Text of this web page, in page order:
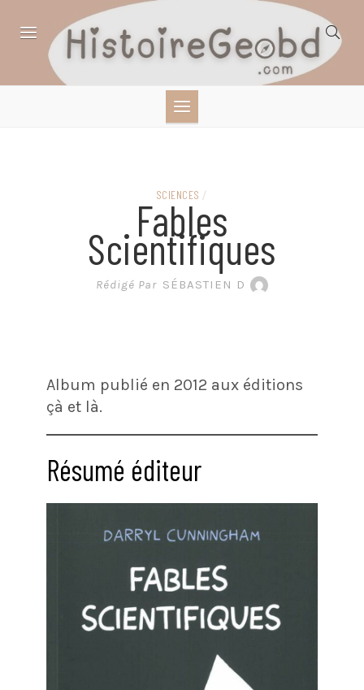
LITTÉRATURE EN
BANDE DESSINÉE
SCIENCES /
Fables
Scientifiques
Rédigé Par SÉBASTIEN D
Album publié en 2012 aux éditions
çà et là.
Résumé éditeur